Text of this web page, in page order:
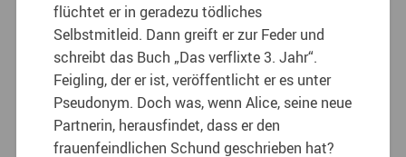
flüchtet er in geradezu tödliches
Selbstmitleid. Dann greift er zur Feder und
schreibt das Buch „Das verflixte 3. Jahr“.
Feigling, der er ist, veröffentlicht er es unter
Pseudonym. Doch was, wenn Alice, seine neue
Partnerin, herausfindet, dass er den
frauenfeindlichen Schund geschrieben hat?